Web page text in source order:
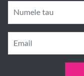
Numele tau
Email